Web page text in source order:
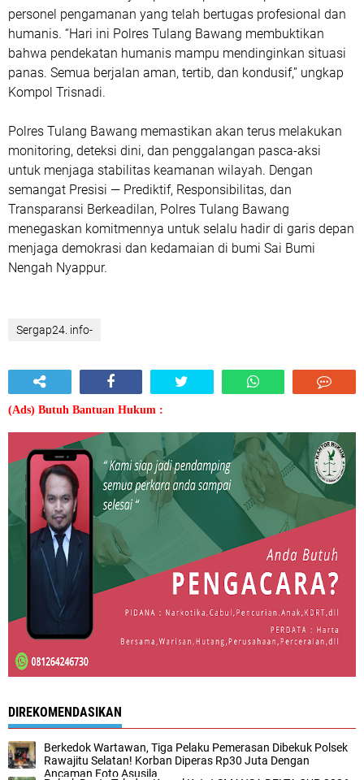
personel pengamanan yang telah bertugas profesional dan
humanis. “Hari ini Polres Tulang Bawang membuktikan
bahwa pendekatan humanis mampu mendinginkan situasi
panas. Semua berjalan aman, tertib, dan kondusif,” ungkap
Kompol Trisnadi.
Polres Tulang Bawang memastikan akan terus melakukan
monitoring, deteksi dini, dan penggalangan pasca-aksi
untuk menjaga stabilitas keamanan wilayah. Dengan
semangat Presisi — Prediktif, Responsibilitas, dan
Transparansi Berkeadilan, Polres Tulang Bawang
menegaskan komitmennya untuk selalu hadir di garis depan
menjaga demokrasi dan kedamaian di bumi Sai Bumi
Nengah Nyappur.
Sergap24. info-
(Ads) Butuh Bantuan Hukum :
DIREKOMENDASIKAN
Berkedok Wartawan, Tiga Pelaku Pemerasan Dibekuk Polsek
Rawajitu Selatan! Korban Diperas Rp30 Juta Dengan
Ancaman Foto Asusila